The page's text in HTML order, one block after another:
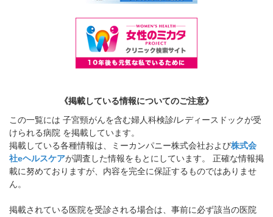
《掲載している情報についてのご注意》
この一覧には 子宮頸がんを含む婦人科検診/レディースドックが受
けられる病院 を掲載しています。
掲載している各種情報は、ミーカンパニー株式会社および株式会
社eヘルスケアが調査した情報をもとにしています。 正確な情報掲
載に努めておりますが、内容を完全に保証するものではありませ
ん。
掲載されている医院を受診される場合は、事前に必ず該当の医院